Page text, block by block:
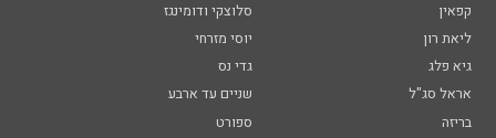
קפאין
סלוצקי ודומינגז
ליאת רון
יוסי מזרחי
גיא פלג
גדי נס
אראל סג"ל
שניים עד ארבע
בריזה
ספורט